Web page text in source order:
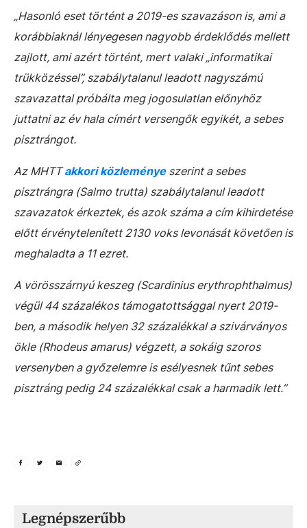
„Hasonló eset történt a 2019-es szavazáson is, ami a
korábbiaknál lényegesen nagyobb érdeklődés mellett
zajlott, ami azért történt, mert valaki „informatikai
trükközéssel”, szabálytalanul leadott nagyszámú
szavazattal próbálta meg jogosulatlan előnyhöz
juttatni az év hala címért versengők egyikét, a sebes
pisztrángot.
Az MHTTakkori közleményeszerint a sebes
pisztrángra (Salmo trutta) szabálytalanul leadott
szavazatok érkeztek, és azok száma a cím kihirdetése
előtt érvénytelenített 2130 voks levonását követően is
meghaladta a 11 ezret.
A vörösszárnyú keszeg (Scardinius erythrophthalmus)
végül 44 százalékos támogatottsággal nyert 2019-
ben, a második helyen 32 százalékkal a szivárványos
ökle (Rhodeus amarus) végzett, a sokáig szoros
versenyben a győzelemre is esélyesnek tűnt sebes
pisztráng pedig 24 százalékkal csak a harmadik lett.”
Legnépszerűbb